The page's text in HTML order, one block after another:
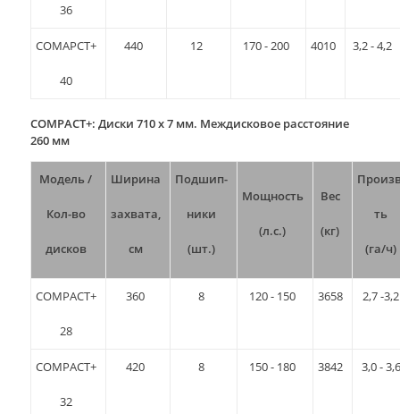
36
COMAPCT+
40
440 12 170 - 200 4010 3,2 - 4,2
COMPACT+: Диски 710 х 7 мм. Междисковое расстояние
260 мм
Модель /
Кол-во
дисков
Ширина
захвата,
см
Подшип-
ники
(шт.)
Мощность
(л.с.)
Вес
(кг)
ть
(га/ч)
COMPACT+
28
360 8 120 - 150 3658 2,7 -3,2
COMPACT+
32
420 8 150 - 180 3842 3,0 - 3,6